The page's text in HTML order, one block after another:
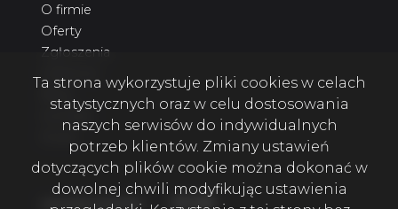
O firmie
Oferty
Zgłoszenia
Kontakt
social media Facebook
Facebook
Facebook
Ta strona wykorzystuje pliki cookies w celach
statystycznych oraz w celu dostosowania
naszych serwisów do indywidualnych
potrzeb klientów. Zmiany ustawień
dotyczących plików cookie można dokonać w
dowolnej chwili modyfikując ustawienia